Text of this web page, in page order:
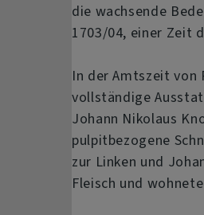
die wachsende
1703/04, einer Zeit
In der Amtszeit von
vollständige
Johann Nikolaus
pulpitbezogene
zur Linken und
Fleisch und